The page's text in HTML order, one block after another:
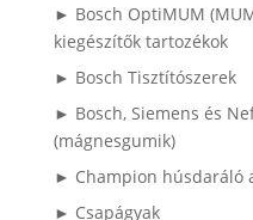
► Bosch OptiMUM
kiegészítők tartozékok
► Bosch Tisztítószerek
► Bosch, Siemens és
(mágnesgumik)
► Champion húsdaráló
► Csapágyak